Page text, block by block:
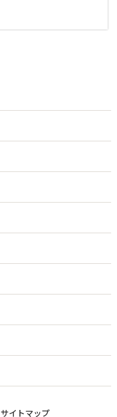
サイトマップ